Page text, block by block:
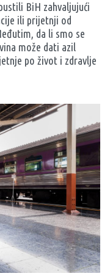
BiH zahvaljujući
ili prijetnji od
da li smo se
može dati azil
po život i zdravlje